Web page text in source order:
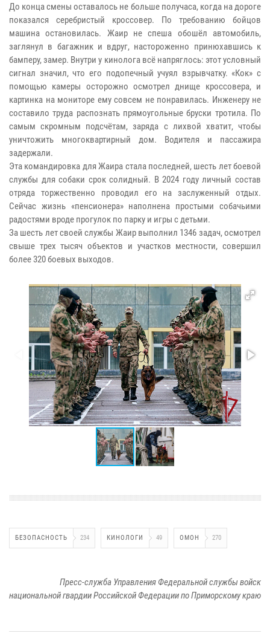
До конца смены оставалось не больше получаса, когда на дороге
показался серебристый кроссовер. По требованию бойцов
машина остановилась. Жаир не спеша обошёл автомобиль,
заглянул в багажник и вдруг, настороженно принюхавшись к
бамперу, замер. Внутри у кинолога всё напряглось: этот условный
сигнал значил, что его подопечный учуял взрывчатку. «Кок» с
помощью камеры осторожно осмотрел днище кроссовера, и
картинка на мониторе ему совсем не понравилась. Инженеру не
составило труда распознать прямоугольные бруски тротила. По
самым скромным подсчётам, заряда с лихвой хватит, чтобы
уничтожить многоквартирный дом. Водителя и пассажира
задержали.
Эта командировка для Жаира стала последней, шесть лет боевой
службы для собаки срок солидный. В 2024 году личный состав
отряда торжественно проводил его на заслуженный отдых.
Сейчас жизнь «пенсионера» наполнена простыми собачьими
радостями вроде прогулок по парку и игры с детьми.
За шесть лет своей службы Жаир выполнил 1346 задач, осмотрел
свыше трех тысяч объектов и участков местности, совершил
более 320 боевых выходов.
БЕЗОПАСНОСТЬ 234 КИНОЛОГИ 49 ОМОН 270
Пресс-служба Управления Федеральной службы войск
национальной гвардии Российской Федерации по Приморскому краю